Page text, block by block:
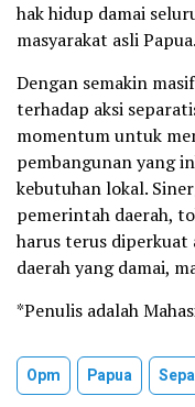
hak hidup damai
masyarakat asli Papua.
Dengan semakin
terhadap aksi
momentum untuk
pembangunan yang
kebutuhan lokal.
pemerintah daerah,
harus terus diperkuat
daerah yang damai,
*Penulis adalah
Opm Papua